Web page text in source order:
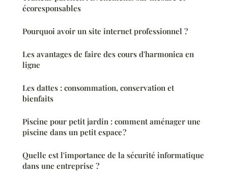
écoresponsables
Pourquoi avoir un site internet professionnel ?
Les avantages de faire des cours d'harmonica en
ligne
Les dattes : consommation, conservation et
bienfaits
Piscine pour petit jardin : comment aménager une
piscine dans un petit espace ?
Quelle est l'importance de la sécurité informatique
dans une entreprise ?